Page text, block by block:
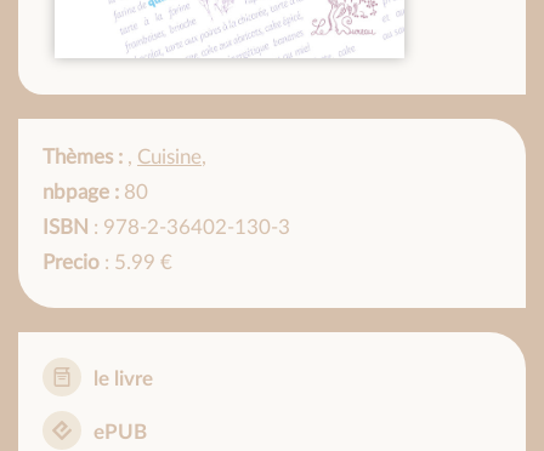
Thèmes : , Cuisine,
nbpage : 80
ISBN : 978-2-36402-130-3
Precio : 5.99 €
le livre
ePUB